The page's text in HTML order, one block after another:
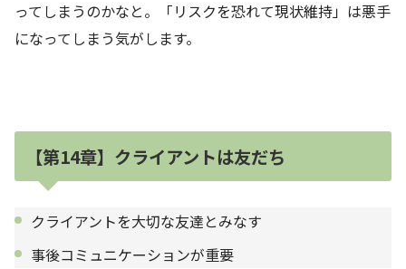
ってしまうのかなと。「リスクを恐れて現状維持」は悪手
になってしまう気がします。
【第14章】クライアントは友だち
クライアントを大切な友達とみなす
事後コミュニケーションが重要